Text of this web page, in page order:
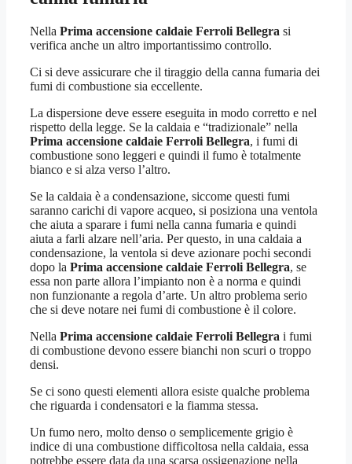
Nella Prima accensione caldaie Ferroli Bellegra si
verifica anche un altro importantissimo controllo.
Ci si deve assicurare che il tiraggio della canna fumaria dei
fumi di combustione sia eccellente.
La dispersione deve essere eseguita in modo corretto e nel
rispetto della legge. Se la caldaia e “tradizionale” nella
Prima accensione caldaie Ferroli Bellegra, i fumi di
combustione sono leggeri e quindi il fumo è totalmente
bianco e si alza verso l’altro.
Se la caldaia è a condensazione, siccome questi fumi
saranno carichi di vapore acqueo, si posiziona una ventola
che aiuta a sparare i fumi nella canna fumaria e quindi
aiuta a farli alzare nell’aria. Per questo, in una caldaia a
condensazione, la ventola si deve azionare pochi secondi
dopo la Prima accensione caldaie Ferroli Bellegra, se
essa non parte allora l’impianto non è a norma e quindi
non funzionante a regola d’arte. Un altro problema serio
che si deve notare nei fumi di combustione è il colore.
Nella Prima accensione caldaie Ferroli Bellegra i fumi
di combustione devono essere bianchi non scuri o troppo
densi.
Se ci sono questi elementi allora esiste qualche problema
che riguarda i condensatori e la fiamma stessa.
Un fumo nero, molto denso o semplicemente grigio è
indice di una combustione difficoltosa nella caldaia, essa
potrebbe essere data da una scarsa ossigenazione nella